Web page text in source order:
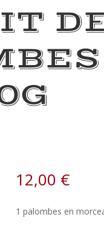
12,00 €
1 palombes en